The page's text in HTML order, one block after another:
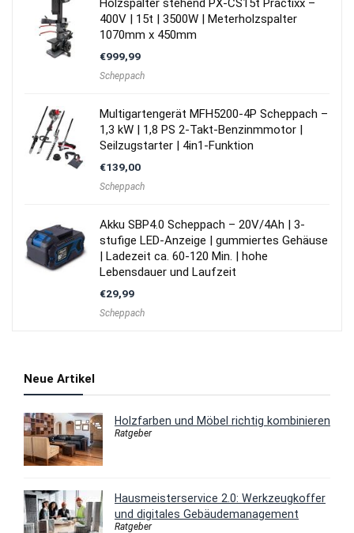
400V | 15t | 3500W | Meterholzspalter
1070mm x 450mm
€999,99
Scheppach
Multigartengerät MFH5200-4P Scheppach –
1,3 kW | 1,8 PS 2-Takt-Benzinmmotor |
Seilzugstarter | 4in1-Funktion
€139,00
Scheppach
Akku SBP4.0 Scheppach – 20V/4Ah | 3-
stufige LED-Anzeige | gummiertes Gehäuse
| Ladezeit ca. 60-120 Min. | hohe
Lebensdauer und Laufzeit
€29,99
Scheppach
Neue Artikel
Holzfarben und Möbel richtig kombinieren
Ratgeber
Hausmeisterservice 2.0: Werkzeugkoffer
und digitales Gebäudemanagement
Ratgeber